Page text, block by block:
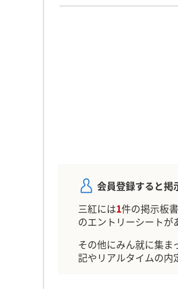
会員登録すると掲
三紅には1件の掲示板
のエントリーシートが
その他にみん就に集ま
記やリアルタイムの内